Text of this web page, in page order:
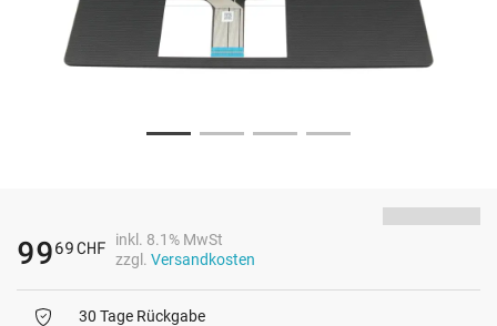
9969CHF
inkl. 8.1% MwSt
zzgl. Versandkosten
30 Tage Rückgabe